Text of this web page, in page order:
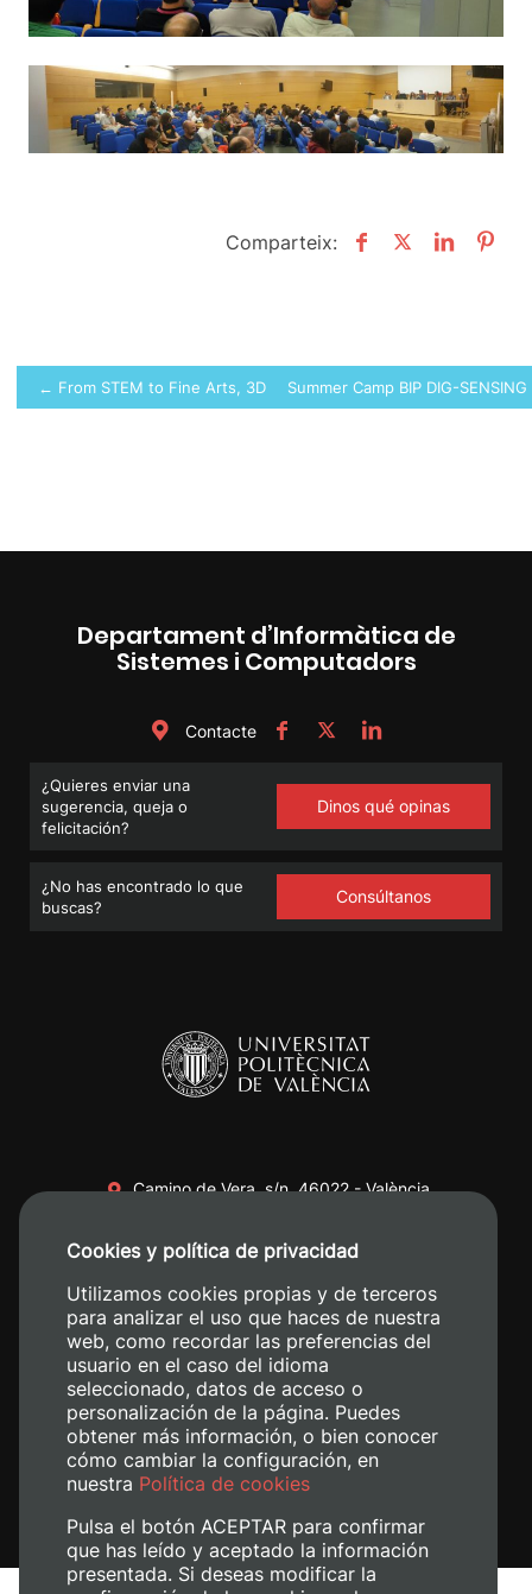
Comparteix:
Navegació
d'entrades
← From STEM to Fine Arts, 3D Printing and CAD Amplify Student
Summer Camp BIP DIG-
Departament d’Informàtica de
Sistemes i Computadors
Contacte
¿Quieres enviar una
sugerencia, queja o
felicitación?
Dinos qué opinas
¿No has encontrado lo que
buscas?
Consúltanos
Camino de Vera, s/n. 46022 - València
+34 620 04 00 50
Cookies y política de privacidad
Utilizamos cookies propias y de terceros
para analizar el uso que haces de nuestra
web, como recordar las preferencias del
usuario en el caso del idioma
seleccionado, datos de acceso o
personalización de la página. Puedes
obtener más información, o bien conocer
cómo cambiar la configuración, en
nuestra Política de cookies
Pulsa el botón ACEPTAR para confirmar
que has leído y aceptado la información
presentada. Si deseas modificar la